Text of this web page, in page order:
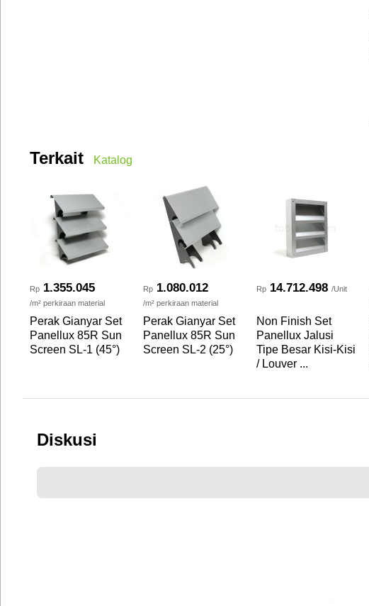
Terkait Katalog
Rp 1.355.045
/m² perkiraan material
Perak Gianyar Set
Panellux 85R Sun
Screen SL-1 (45°)
Rp 1.080.012
/m² perkiraan material
Perak Gianyar Set
Panellux 85R Sun
Screen SL-2 (25°)
Rp 14.712.498 /Unit
Non Finish Set
Panellux Jalusi
Tipe Besar Kisi-Kisi
/ Louver ...
Diskusi